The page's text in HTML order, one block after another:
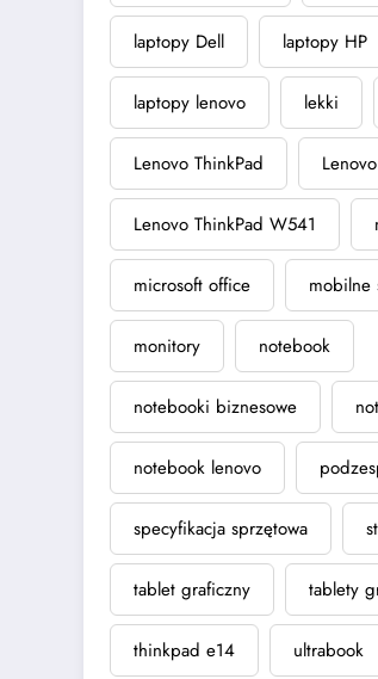
laptopy Dell laptopy HP
laptopy lenovo lekki
Lenovo ThinkPad
Lenovo ThinkPad W541
microsoft office mobilne
monitory notebook
notebooki biznesowe
notebook lenovo
specyfikacja sprzętowa
tablet graficzny tablety
thinkpad e14 ultrabook